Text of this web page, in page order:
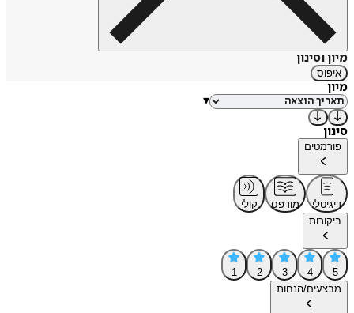
מיון וסינון
איפוס
מיון
▾
סינון
פורמטים
דיגיטלי מודפס
קולי
ביקורות
5
4
3
2
1
מבצעים/הנחות